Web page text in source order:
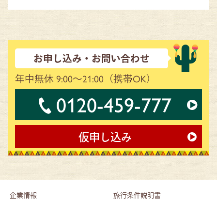
お申し込み・お問い合わせ
年中無休 9:00～21:00 （携帯OK）
0120-459-777
仮申し込み
企業情報 旅行条件説明書